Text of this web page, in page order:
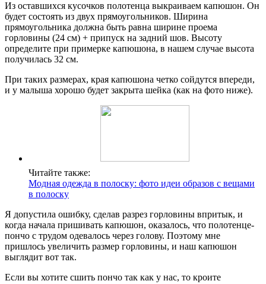
Из оставшихся кусочков полотенца выкраиваем капюшон. Он
будет состоять из двух прямоугольников. Ширина
прямоугольника должна быть равна ширине проема
горловины (24 см) + припуск на задний шов. Высоту
определите при примерке капюшона, в нашем случае высота
получилась 32 см.
При таких размерах, края капюшона четко сойдутся впереди,
и у малыша хорошо будет закрыта шейка (как на фото ниже).
Читайте также:
Модная одежда в полоску: фото идеи образов с вещами
в полоску
Я допустила ошибку, сделав разрез горловины впритык, и
когда начала пришивать капюшон, оказалось, что полотенце-
пончо с трудом одевалось через голову. Поэтому мне
пришлось увеличить размер горловины, и наш капюшон
выглядит вот так.
Если вы хотите сшить пончо так как у нас, то кроите